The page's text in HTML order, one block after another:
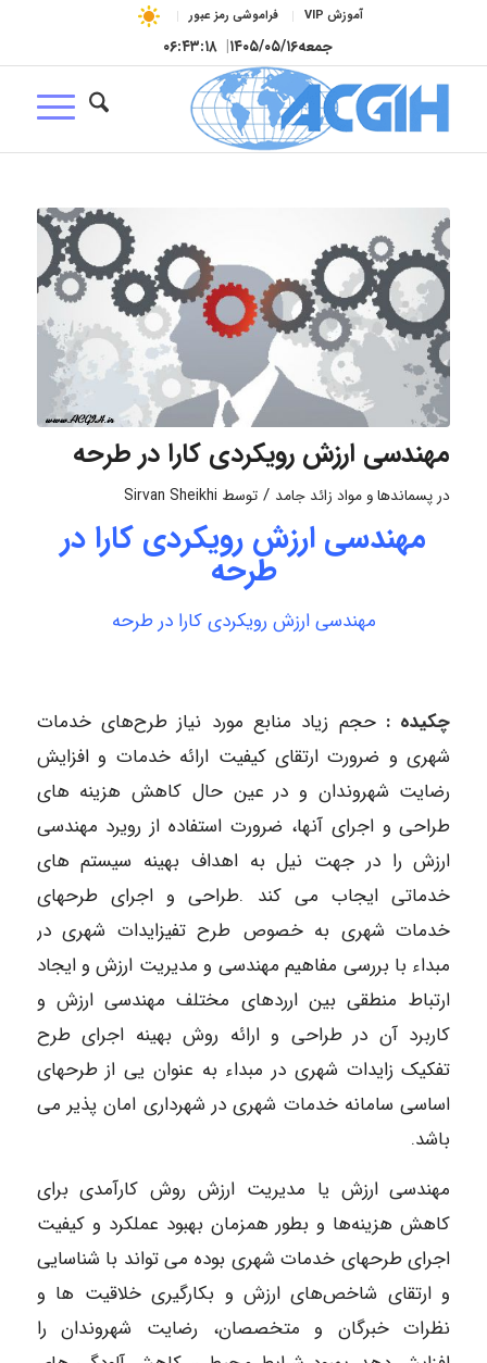
آموزش VIP فراموشی رمز عبور
جمعه۱۴۰۵/۰۵/۱۶| ۰۶:۴۳:۱۹
مهندسی ارزش رویکردی کارا در طرحه
در پسماندها و مواد زائد جامد / توسط Sirvan Sheikhi
مهندسی ارزش رویکردی کارا در
طرحه
مهندسی ارزش رویکردی کارا در طرحه
چکیده :حجم زیاد منابع مورد نیاز طرح‌های خدمات
شهری و ضرورت ارتقای کیفیت ارائه خدمات و افزایش
رضایت شهروندان و در عین حال کاهش هزینه های
طراحی و اجرای آنها، ضرورت استفاده از رویرد مهندسی
ارزش را در جهت نیل به اهداف بهینه سیستم های
خدماتی ایجاب می کند .طراحی و اجرای طرحهای
خدمات شهری به خصوص طرح تفیزایدات شهری در
مبداء با بررسی مفاهیم مهندسی و مدیریت ارزش و ایجاد
ارتباط منطقی بین ارردهای مختلف مهندسی ارزش و
کاربرد آن در طراحی و ارائه روش بهینه اجرای طرح
تفکیک زایدات شهری در مبداء به عنوان یی از طرحهای
اساسی سامانه خدمات شهری در شهرداری امان پذیر می
باشد.
مهندسی ارزش یا مدیریت ارزش روش کارآمدی برای
کاهش هزینه‌ها و بطور همزمان بهبود عملکرد و کیفیت
اجرای طرحهای خدمات شهری بوده می تواند با شناسایی
و ارتقای شاخص‌های ارزش و بکارگیری خلاقیت ها و
نظرات خبرگان و متخصصان، رضایت شهروندان را